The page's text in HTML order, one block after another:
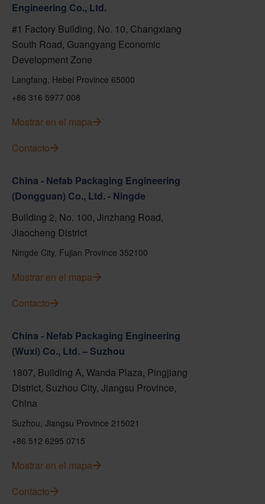
Engineering Co., Ltd.
#1 Factory Building, No. 10, Changxiang
South Road, Guangyang Economic
Development Zone
Langfang, Hebei Province 65000
+86 316 5977 008
Mostrar en el mapa
Contacto
China - Nefab Packaging Engineering
(Dongguan) Co., Ltd. - Ningde
Building 2, No. 100, Jinzhang Road,
Jiaocheng District
Ningde City, Fujian Province 352100
Mostrar en el mapa
Contacto
China - Nefab Packaging Engineering
(Wuxi) Co., Ltd. – Suzhou
1807, Building A, Wanda Plaza, Pingjiang
District, Suzhou City, Jiangsu Province,
China
Suzhou, Jiangsu Province 215021
+86 512 6295 0715
Mostrar en el mapa
Contacto